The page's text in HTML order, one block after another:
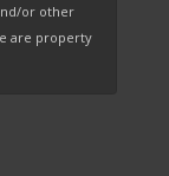
or other
are property